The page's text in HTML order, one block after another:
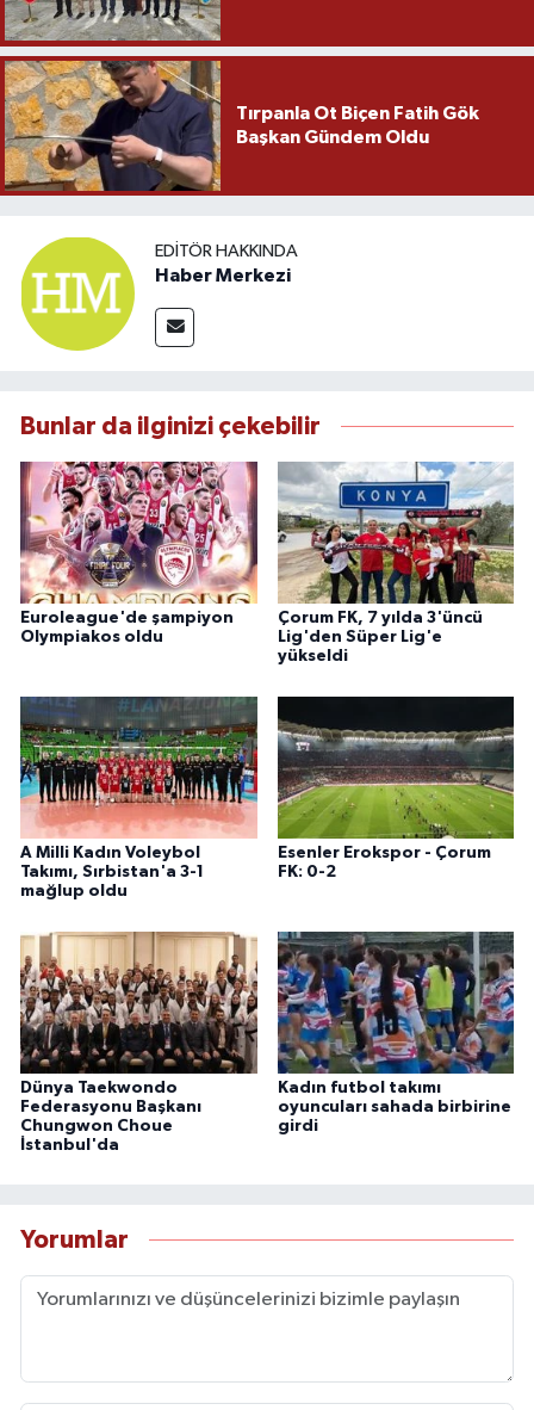
Tırpanla Ot Biçen Fatih Gök
Başkan Gündem Oldu
EDITÖR HAKKINDA
Haber Merkezi
Bunlar da ilginizi çekebilir
Euroleague'de şampiyon
Olympiakos oldu
Çorum FK, 7 yılda 3'üncü
Lig'den Süper Lig'e
yükseldi
A Milli Kadın Voleybol
Takımı, Sırbistan'a 3-1
mağlup oldu
Esenler Erokspor - Çorum
FK: 0-2
Dünya Taekwondo
Federasyonu Başkanı
Chungwon Choue
İstanbul'da
Kadın futbol takımı
oyuncuları sahada birbirine
girdi
Yorumlar